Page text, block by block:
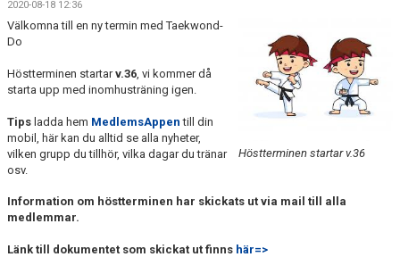
TRÄNINGSTIDER
DOKUMENT
TAEKWON-DO
SPONSORER & PARTNERS
2020-08-18 12:36
Höstterminen startar v.36
Välkomna till en ny termin med Taekwond-
Do
Höstterminen startarv.36, vi kommer då
starta upp med inomhusträning igen.
Tips ladda hem MedlemsAppen till din
mobil, här kan du alltid se alla nyheter,
vilken grupp du tillhör, vilka dagar du tränar
osv.
Information om höstterminen har skickats ut via mail till alla
medlemmar.
Länk till dokumentet som skickat ut finns här=>